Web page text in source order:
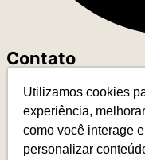
Utilizamos cookies
experiência,
como você interage
personalizar
Contato
+55 (11) 93327-4818
Rua Paes Leme, 215 –